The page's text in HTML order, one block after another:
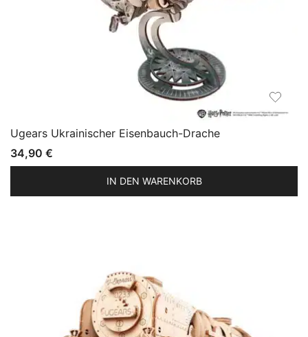
Ugears Ukrainischer Eisenbauch-Drache
34,90 €
IN DEN WARENKORB